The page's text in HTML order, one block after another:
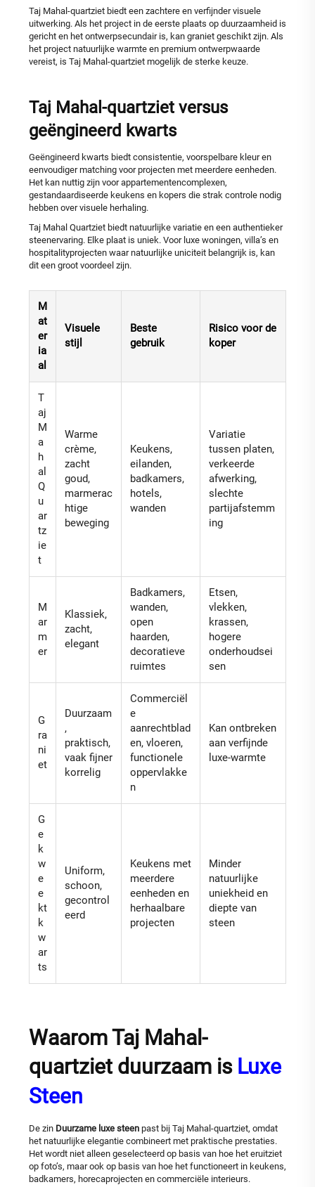
Taj Mahal-quartziet biedt een zachtere en verfijnder visuele
uitwerking. Als het project in de eerste plaats op duurzaamheid is
gericht en het ontwerpsecundair is, kan graniet geschikt zijn. Als
het project natuurlijke warmte en premium ontwerpwaarde
vereist, is Taj Mahal-quartziet mogelijk de sterke keuze.
Taj Mahal-quartziet versus
geëngineerd kwarts
Geëngineerd kwarts biedt consistentie, voorspelbare kleur en
eenvoudiger matching voor projecten met meerdere eenheden.
Het kan nuttig zijn voor appartementencomplexen,
gestandaardiseerde keukens en kopers die strak controle nodig
hebben over visuele herhaling.
Taj Mahal Quartziet biedt natuurlijke variatie en een authentieker
steenervaring. Elke plaat is uniek. Voor luxe woningen, villa’s en
hospitalityprojecten waar natuurlijke uniciteit belangrijk is, kan
dit een groot voordeel zijn.
M
at
er
ia
al
Visuele
stijl
Beste
gebruik
Risico voor de
koper
T
aj
M
a
h
al
Q
u
ar
tz
ie
t
Warme
crème,
zacht
goud,
marmerac
htige
beweging
Keukens,
eilanden,
badkamers,
hotels,
wanden
Variatie
tussen platen,
verkeerde
afwerking,
slechte
partijafstemm
ing
M
ar
m
er
Klassiek,
zacht,
elegant
Badkamers,
wanden,
open
haarden,
decoratieve
ruimtes
Etsen,
vlekken,
krassen,
hogere
onderhoudsei
sen
G
ra
ni
et
Duurzaam
,
praktisch,
vaak fijner
korrelig
Commerciël
e
aanrechtblad
en, vloeren,
functionele
oppervlakke
n
Kan ontbreken
aan verfijnde
luxe-warmte
G
e
k
w
e
e
kt
k
w
ar
ts
Uniform,
schoon,
gecontrol
eerd
Keukens met
meerdere
eenheden en
herhaalbare
projecten
Minder
natuurlijke
uniekheid en
diepte van
steen
Waarom Taj Mahal-
quartziet duurzaam is Luxe
Steen
De zin Duurzame luxe steen past bij Taj Mahal-quartziet, omdat
het natuurlijke elegantie combineert met praktische prestaties.
Het wordt niet alleen geselecteerd op basis van hoe het eruitziet
op foto’s, maar ook op basis van hoe het functioneert in keukens,
badkamers, horecaprojecten en commerciële interieurs.